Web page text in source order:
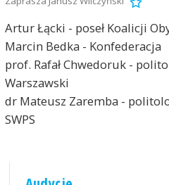
Artur Łącki - poseł Koalicji
Marcin Bedka - Konfederacja
prof. Rafał Chwedoruk -
Warszawski
dr Mateusz Zaremba -
SWPS